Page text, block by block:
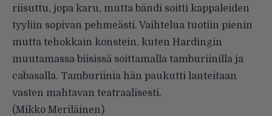
riisuttu, jopa karu, mutta bändi soitti kappaleiden
tyyliin sopivan pehmeästi. Vaihtelua tuotiin pienin
mutta tehokkain konstein, kuten Hardingin
muutamassa biisissä soittamalla tamburiinilla ja
cabasalla. Tamburiinia hän paukutti lanteitaan
vasten mahtavan teatraalisesti.
(Mikko Meriläinen)